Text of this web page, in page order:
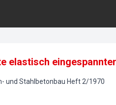
elastisch
und Stahlbetonbau Heft 2/1970